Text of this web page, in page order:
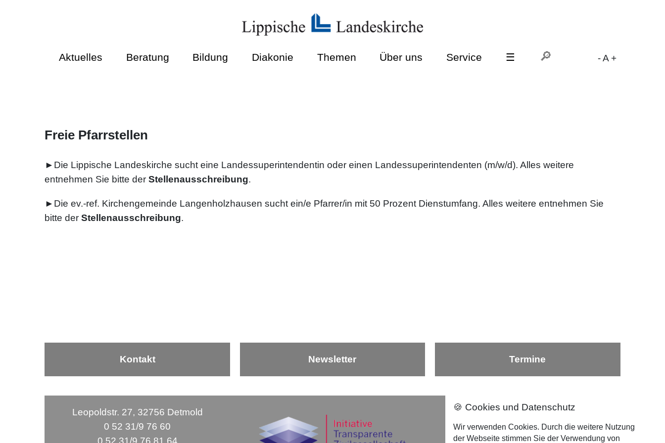
Aktuelles Beratung Bildung Diakonie Themen Über uns Service ☰ - A +
Freie Pfarrstellen
►Die Lippische Landeskirche sucht eine Landessuperintendentin oder einen Landessuperintendenten (m/w/d). Alles weitere
entnehmen Sie bitte derStellenausschreibung.
►Die ev.-ref. Kirchengemeinde Langenholzhausen sucht ein/e Pfarrer/in mit 50 Prozent Dienstumfang. Alles weitere entnehmen Sie
bitte derStellenausschreibung.
Kontakt Newsletter Termine
Leopoldstr. 27, 32756 Detmold
0 52 31/9 76 60
0 52 31/9 76 81 64
Nach oben ⇪
Impressum
🍪 Cookies und Datenschutz
Wir verwenden Cookies. Durch die weitere Nutzung
der Webseite stimmen Sie der Verwendung von